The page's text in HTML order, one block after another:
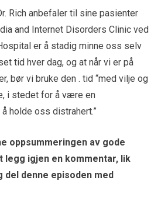
Rich anbefaler til sine pasienter
and Internet Disorders Clinic ved
er å stadig minne oss selv
tid hver dag, og at når vi er på
bør vi bruke den . tid “med vilje og
i stedet for å være en
holde oss distrahert.”
oppsummeringen av gode
legg igjen en kommentar, lik
del denne episoden med